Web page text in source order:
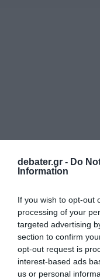
debater.gr - Do
Information
If you wish to opt-out
processing of your
targeted advertising
section to confirm
opt-out request is
interest-based ads
us or personal